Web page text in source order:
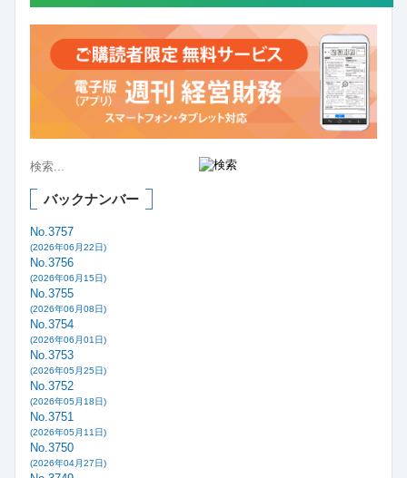
バックナンバー
No.3757
(2026年06月22日)
No.3756
(2026年06月15日)
No.3755
(2026年06月08日)
No.3754
(2026年06月01日)
No.3753
(2026年05月25日)
No.3752
(2026年05月18日)
No.3751
(2026年05月11日)
No.3750
(2026年04月27日)